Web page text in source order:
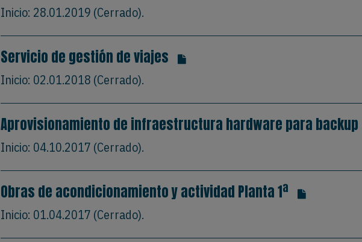
Inicio: 28.01.2019 (Cerrado).
Servicio de gestión de viajes
Inicio: 02.01.2018 (Cerrado).
Aprovisionamiento de infraestructura hardware para
Inicio: 04.10.2017 (Cerrado).
Obras de acondicionamiento y actividad Planta 1ª
Inicio: 01.04.2017 (Cerrado).